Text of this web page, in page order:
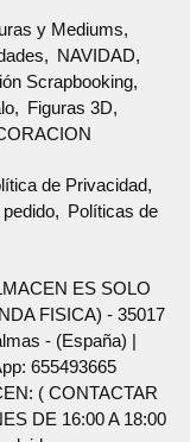
y Mediums
NAVIDAD
Scrapbooking
Figuras 3D
de Privacidad
Políticas de
ES SOLO
FISICA) - 35017
- (España) |
655493665
( CONTACTAR
DE 16:00 A 18:00